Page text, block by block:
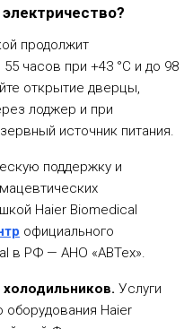
продолжит
часов при +43 °C и до 98
открытие дверцы,
лоджер и при
источник питания.
поддержку и
Haier Biomedical
официального
в РФ — АНО «АВТех».
Услуги
оборудования Haier